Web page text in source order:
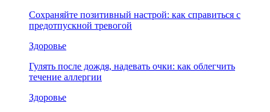
Сохраняйте позитивный настрой: как справиться с
предотпускной тревогой
Здоровье
Гулять после дождя, надевать очки: как облегчить
течение аллергии
Здоровье